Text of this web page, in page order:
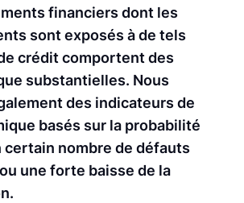
financiers dont les
sont exposés à de tels
crédit comportent des
substantielles. Nous
des indicateurs de
basés sur la probabilité
certain nombre de défauts
une forte baisse de la